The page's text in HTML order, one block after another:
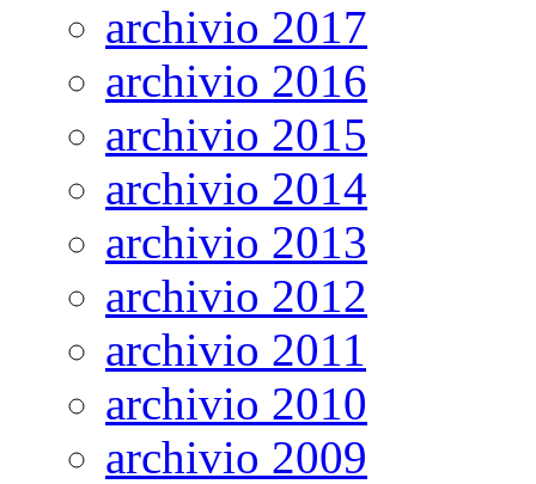
archivio 2017
archivio 2016
archivio 2015
archivio 2014
archivio 2013
archivio 2012
archivio 2011
archivio 2010
archivio 2009